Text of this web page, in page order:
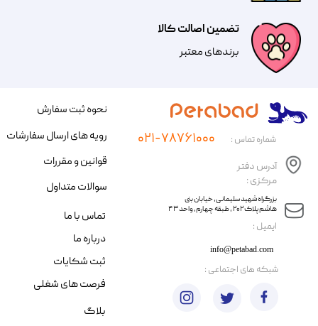
تضمین اصالت کالا
​​برندهای معتبر​​​​​​​
​ایمیل :
آدرس دفتر
مرکزی :
info@petabad.com
​​بزرگراه شهید سلیمانی، خیابان بنی
هاشم پلاک ۲۰۲ ، طبقه چهارم، واحد ۴۳
شماره تماس : ۰۲۱-۷۸۷۶۱۰۰۰
نحوه ثبت سفارش
رویه های ارسال سفارشات
قوانین و مقررات
سوالات متداول
تماس با ما
درباره ما
ثبت شکایات
فرصت های شغلی
​شبکه های اجتماعی :
بلاگ